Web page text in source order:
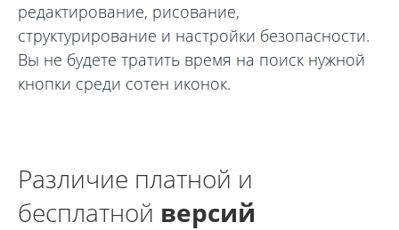
редактирование, рисование,
структурирование и настройки безопасности.
Вы не будете тратить время на поиск нужной
кнопки среди сотен иконок.
Различие платной и
бесплатной версий